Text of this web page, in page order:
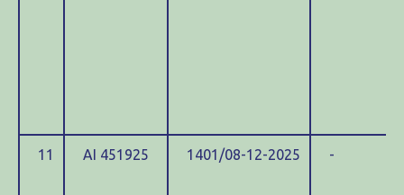
11 ΑΙ 451925 1401/08-12-2025 -